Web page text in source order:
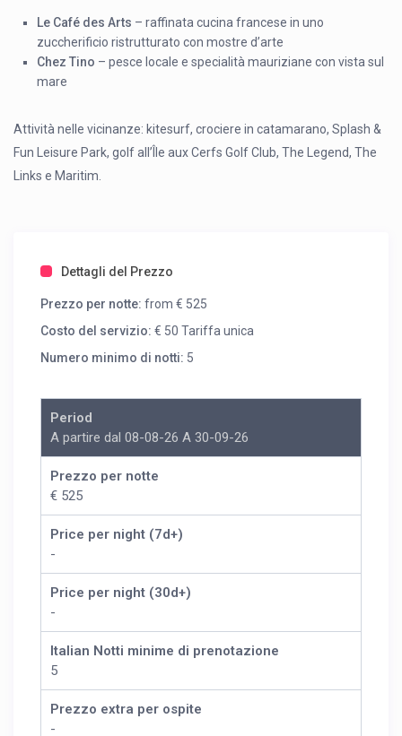
Le Café des Arts – raffinata cucina francese in uno
zuccherificio ristrutturato con mostre d’arte
Chez Tino – pesce locale e specialità mauriziane con vista sul
mare
Attività nelle vicinanze: kitesurf, crociere in catamarano, Splash &
Fun Leisure Park, golf all’Île aux Cerfs Golf Club, The Legend, The
Links e Maritim.
Dettagli del Prezzo
Prezzo per notte: from € 525
Costo del servizio: € 50 Tariffa unica
Numero minimo di notti: 5
Period
A partire dal 08-08-26 A 30-09-26
Prezzo per notte
€ 525
Price per night (7d+)
-
Price per night (30d+)
-
Italian Notti minime di prenotazione
5
Prezzo extra per ospite
-